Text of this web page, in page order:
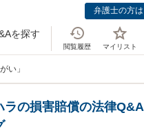
弁護士の方
を探す
閲覧履歴 マイリスト
い」
ラの損害賠償の法律